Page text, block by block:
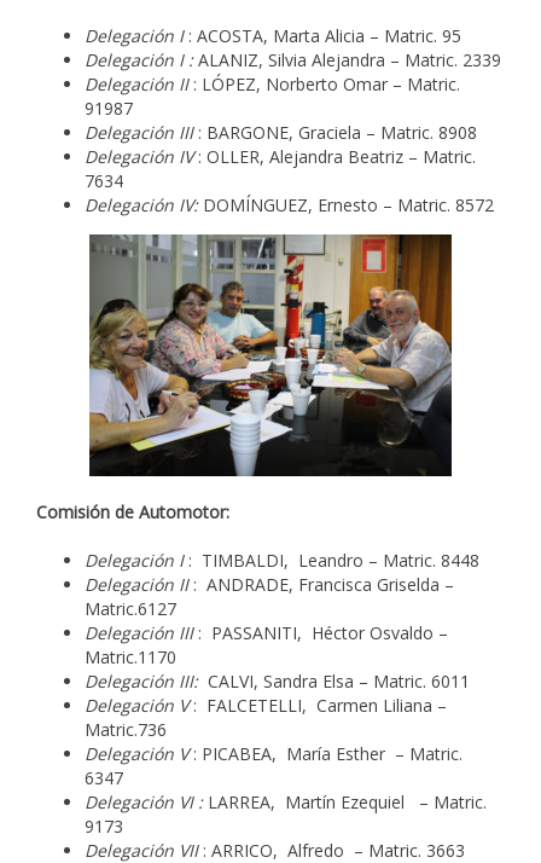
Delegación I: ACOSTA, Marta Alicia – Matric. 95
Delegación I :ALANIZ, Silvia Alejandra – Matric. 2339
Delegación II: LÓPEZ, Norberto Omar – Matric.
91987
Delegación III: BARGONE, Graciela – Matric. 8908
Delegación IV: OLLER, Alejandra Beatriz – Matric.
7634
Delegación IV: DOMÍNGUEZ, Ernesto – Matric. 8572
Comisión de Automotor:
Delegación I : TIMBALDI, Leandro – Matric. 8448
Delegación II : ANDRADE, Francisca Griselda –
Matric.6127
Delegación III: PASSANITI, Héctor Osvaldo –
Matric.1170
Delegación III:CALVI, Sandra Elsa – Matric. 6011
Delegación V: FALCETELLI, Carmen Liliana –
Matric.736
Delegación V: PICABEA, María Esther – Matric.
6347
Delegación VI :LARREA, Martín Ezequiel – Matric.
9173
Delegación VII: ARRICO, Alfredo – Matric. 3663